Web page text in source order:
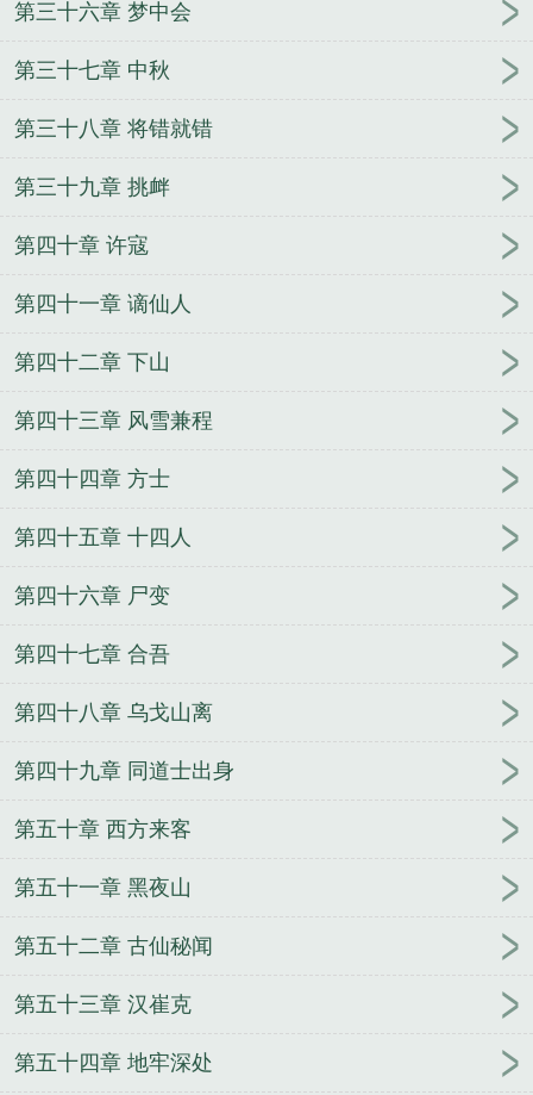
第三十六章 梦中会
第三十七章 中秋
第三十八章 将错就错
第三十九章 挑衅
第四十章 许寇
第四十一章 谪仙人
第四十二章 下山
第四十三章 风雪兼程
第四十四章 方士
第四十五章 十四人
第四十六章 尸变
第四十七章 合吾
第四十八章 乌戈山离
第四十九章 同道士出身
第五十章 西方来客
第五十一章 黑夜山
第五十二章 古仙秘闻
第五十三章 汉崔克
第五十四章 地牢深处